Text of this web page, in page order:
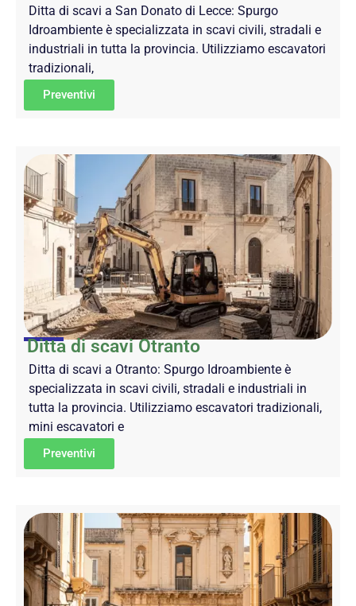
Ditta di scavi a San Donato di Lecce: Spurgo
Idroambiente è specializzata in scavi civili, stradali e
industriali in tutta la provincia. Utilizziamo escavatori
tradizionali,
Preventivi
Ditta di scavi Otranto
Ditta di scavi a Otranto: Spurgo Idroambiente è
specializzata in scavi civili, stradali e industriali in
tutta la provincia. Utilizziamo escavatori tradizionali,
mini escavatori e
Preventivi